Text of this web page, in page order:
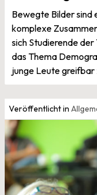
Bewegte Bilder sind
komplexe
sich Studierende
das Thema
junge Leute greifbar
Veröffentlicht in